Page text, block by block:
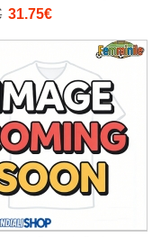
2025-26 Manica Corta
31.75€